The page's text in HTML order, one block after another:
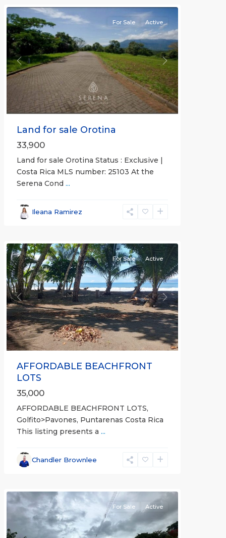
Previous Next
For Sale Active
Land for sale Orotina
33,900
Land for sale Orotina Status : Exclusive |
Costa Rica MLS number: 25103 At the
Serena Cond ...
Ileana Ramirez
Previous Next
For Sale Active
AFFORDABLE BEACHFRONT
LOTS
35,000
AFFORDABLE BEACHFRONT LOTS,
Golfito>Pavones, Puntarenas Costa Rica
This listing presents a ...
Chandler Brownlee
Esparza,
Puntarenas
For Sale Active